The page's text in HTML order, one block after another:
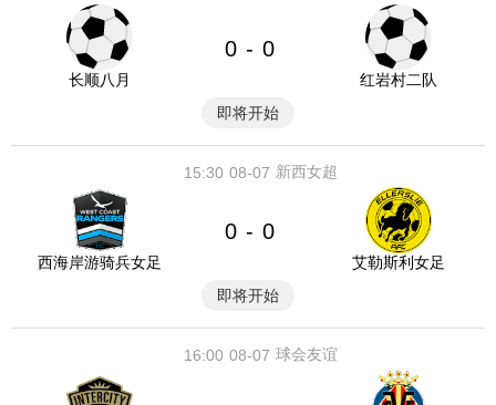
长顺八月
0 - 0
红岩村二队
即将开始
08-07
15:30 新西女超
西海岸游骑兵女足
0 - 0
艾勒斯利女足
即将开始
08-07
16:00 球会友谊